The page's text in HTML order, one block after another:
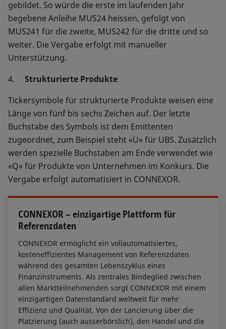
gebildet. So würde die erste im laufenden Jahr
begebene Anleihe MUS24 heissen, gefolgt von
MUS241 für die zweite, MUS242 für die dritte und so
weiter. Die Vergabe erfolgt mit manueller
Unterstützung.
4. Strukturierte Produkte
Tickersymbole für strukturierte Produkte weisen eine
Länge von fünf bis sechs Zeichen auf. Der letzte
Buchstabe des Symbols ist dem Emittenten
zugeordnet, zum Beispiel steht «U» für UBS. Zusätzlich
werden spezielle Buchstaben am Ende verwendet wie
«Q» für Produkte von Unternehmen im Konkurs. Die
Vergabe erfolgt automatisiert in CONNEXOR.
CONNEXOR – einzigartige Plattform für
Referenzdaten
CONNEXOR ermöglicht ein vollautomatisiertes,
kosteneffizientes Management von Referenzdaten
während des gesamten Lebenszyklus eines
Finanzinstruments. Als zentrales Bindeglied zwischen
allen Marktteilnehmenden sorgt CONNEXOR mit einem
einzigartigen Datenstandard weltweit für mehr
Effizienz und Qualität. Von der Lancierung über die
Platzierung (auch ausserbörslich), den Handel und die